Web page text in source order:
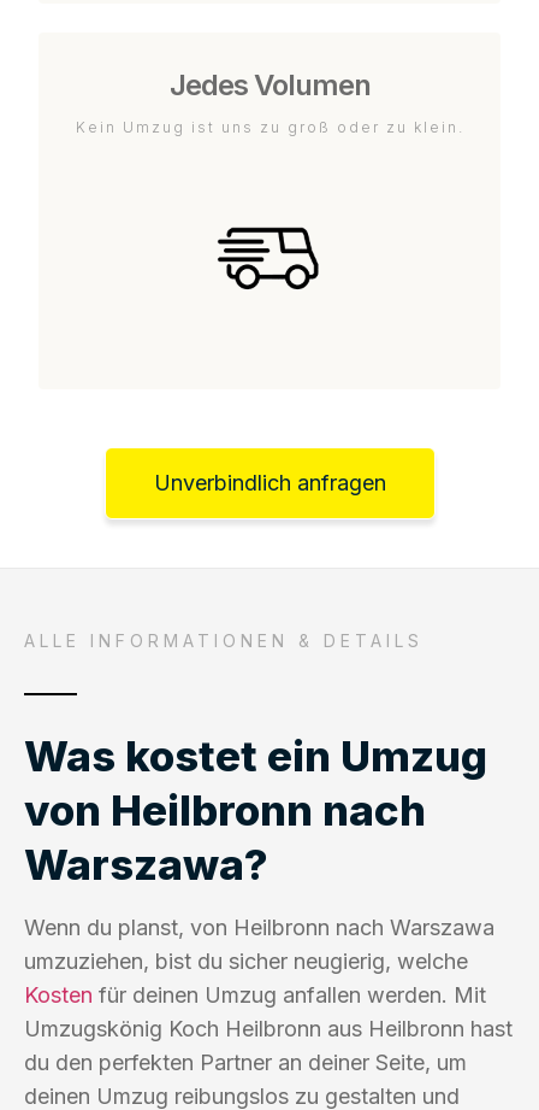
Jedes Volumen
Kein Umzug ist uns zu groß oder zu klein.
Unverbindlich anfragen
ALLE INFORMATIONEN & DETAILS
Was kostet ein Umzug
von Heilbronn nach
Warszawa?
Wenn du planst, von Heilbronn nach Warszawa
umzuziehen, bist du sicher neugierig, welche
Kosten für deinen Umzug anfallen werden. Mit
Umzugskönig Koch Heilbronn aus Heilbronn hast
du den perfekten Partner an deiner Seite, um
deinen Umzug reibungslos zu gestalten und